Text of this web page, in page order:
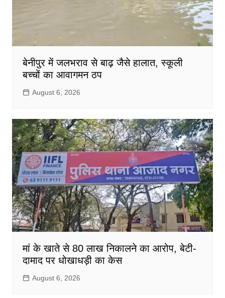
बेनीपुर में जलभराव से बाढ़ जैसे हालात, स्कूली
बच्चों का आवागमन ठप
August 6, 2026
मां के खाते से 80 लाख निकालने का आरोप, बेटी-
दामाद पर धोखाधड़ी का केस
August 6, 2026